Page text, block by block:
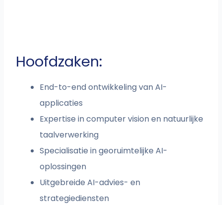
Hoofdzaken:
End-to-end ontwikkeling van AI-
applicaties
Expertise in computer vision en natuurlijke
taalverwerking
Specialisatie in georuimtelijke AI-
oplossingen
Uitgebreide AI-advies- en
strategiediensten